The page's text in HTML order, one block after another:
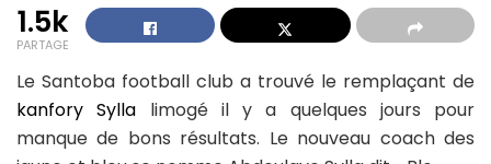
1.5k
PARTAGE
Le Santoba football club a trouvé le remplaçant de
kanfory Sylla limogé il y a quelques jours pour
manque de bons résultats. Le nouveau coach des